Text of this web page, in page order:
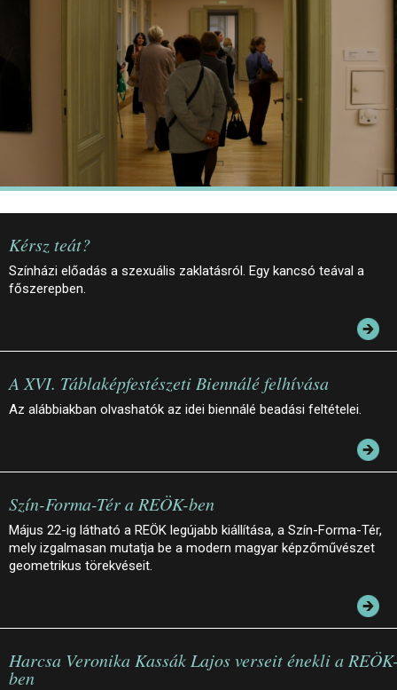
Kérsz teát?
Színházi előadás a szexuális zaklatásról. Egy kancsó teával a
főszerepben.
A XVI. Táblaképfestészeti Biennálé felhívása
Az alábbiakban olvashatók az idei biennálé beadási feltételei.
Szín-Forma-Tér a REÖK-ben
Május 22-ig látható a REÖK legújabb kiállítása, a Szín-Forma-Tér,
mely izgalmasan mutatja be a modern magyar képzőművészet
geometrikus törekvéseit.
Harcsa Veronika Kassák Lajos verseit énekli a
ben